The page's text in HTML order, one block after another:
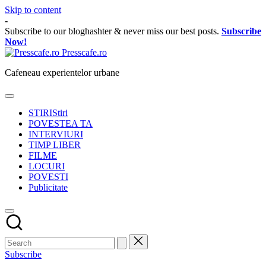
Skip to content
-
Subscribe to our bloghashter & never miss our best posts. Subscribe
Now!
Presscafe.ro
Cafeneau experientelor urbane
STIRIStiri
POVESTEA TA
INTERVIURI
TIMP LIBER
FILME
LOCURI
POVESTI
Publicitate
Subscribe